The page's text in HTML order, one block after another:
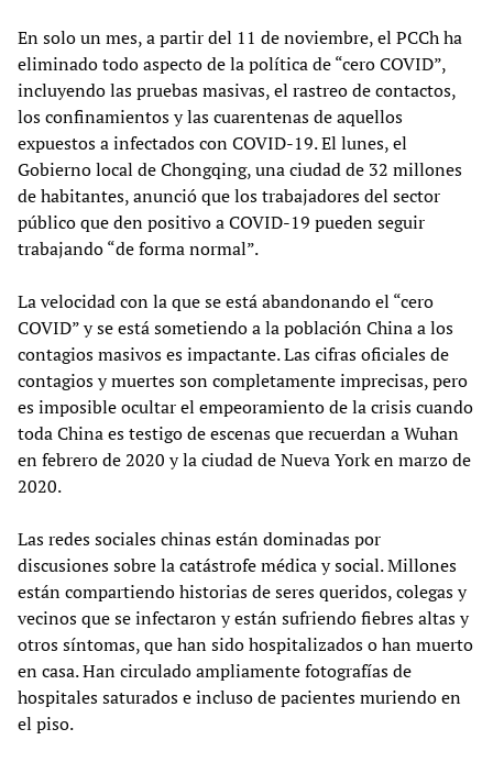
En solo un mes, a partir del 11 de noviembre, el PCCh ha
eliminado todo aspecto de la política de “cero COVID”,
incluyendo las pruebas masivas, el rastreo de contactos,
los confinamientos y las cuarentenas de aquellos
expuestos a infectados con COVID-19. El lunes, el
Gobierno local de Chongqing, una ciudad de 32 millones
de habitantes, anunció que los trabajadores del sector
público que den positivo a COVID-19 pueden seguir
trabajando “de forma normal”.
La velocidad con la que se está abandonando el “cero
COVID” y se está sometiendo a la población China a los
contagios masivos es impactante. Las cifras oficiales de
contagios y muertes son completamente imprecisas, pero
es imposible ocultar el empeoramiento de la crisis cuando
toda China es testigo de escenas que recuerdan a Wuhan
en febrero de 2020 y la ciudad de Nueva York en marzo de
2020.
Las redes sociales chinas están dominadas por
discusiones sobre la catástrofe médica y social. Millones
están compartiendo historias de seres queridos, colegas y
vecinos que se infectaron y están sufriendo fiebres altas y
otros síntomas, que han sido hospitalizados o han muerto
en casa. Han circulado ampliamente fotografías de
hospitales saturados e incluso de pacientes muriendo en
el piso.